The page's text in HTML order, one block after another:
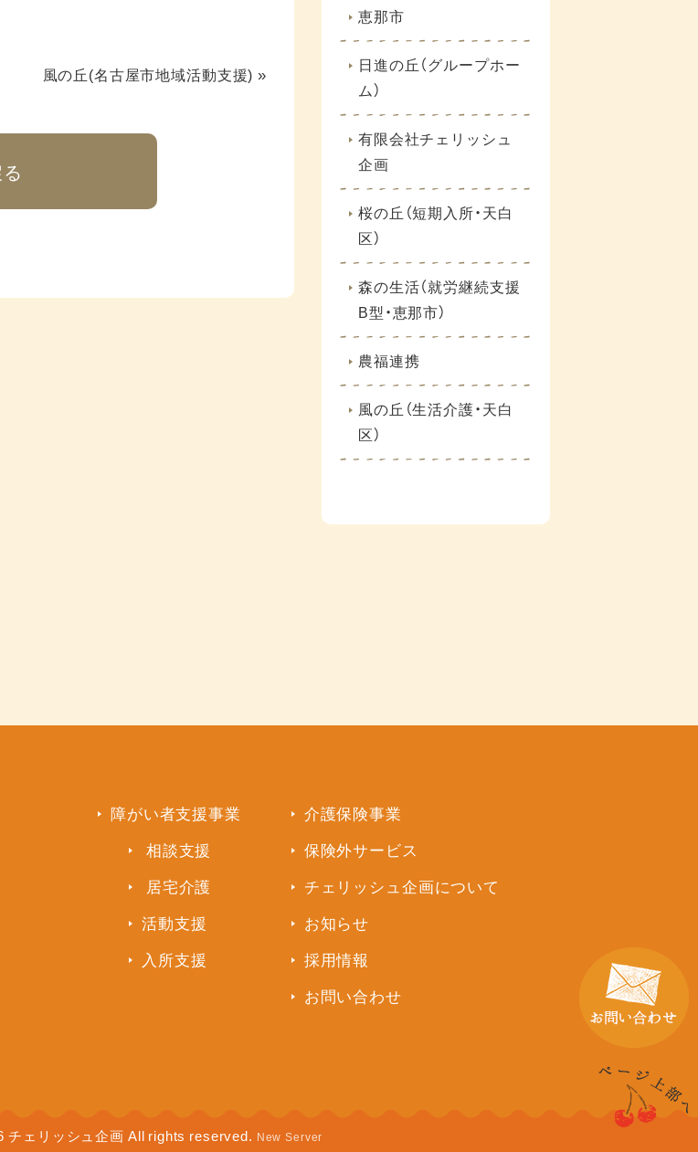
風の丘(名古屋市地域活動支援) »
恵那市
日進の丘（グループホー
ム）
有限会社チェリッシュ
企画
桜の丘（短期入所・天白
区）
森の生活（就労継続支援
B型・恵那市）
農福連携
風の丘（生活介護・天白
区）
障がい者支援事業
相談支援
居宅介護
活動支援
入所支援
介護保険事業
保険外サービス
チェリッシュ企画について
お知らせ
採用情報
お問い合わせ
チェリッシュ企画 All rights reserved. New Server